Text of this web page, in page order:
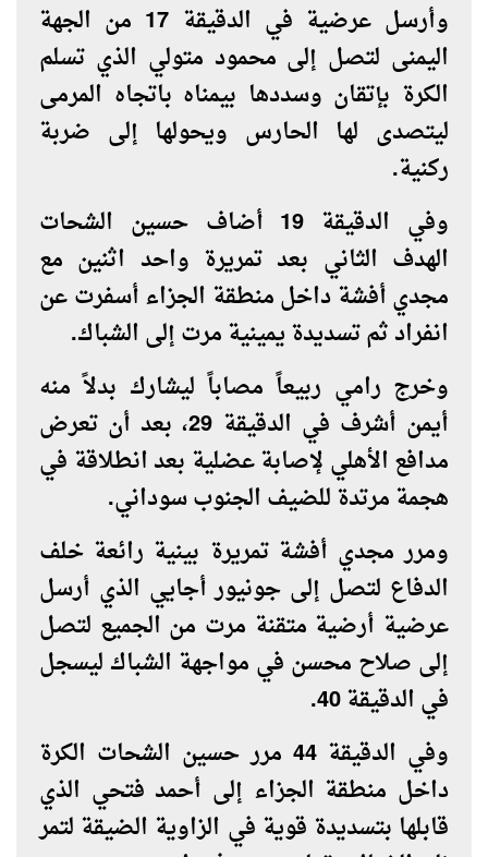
وأرسل عرضية في الدقيقة 17 من الجهة
اليمنى لتصل إلى محمود متولي الذي تسلم
الكرة بإتقان وسددها بيمناه باتجاه المرمى
ليتصدى لها الحارس ويحولها إلى ضربة
ركنية.
وفي الدقيقة 19 أضاف حسين الشحات
الهدف الثاني بعد تمريرة واحد اثنين مع
مجدي أفشة داخل منطقة الجزاء أسفرت عن
انفراد ثم تسديدة يمينية مرت إلى الشباك.
وخرج رامي ربيعاً مصاباً ليشارك بدلاً منه
أيمن أشرف في الدقيقة 29، بعد أن تعرض
مدافع الأهلي لإصابة عضلية بعد انطلاقة في
هجمة مرتدة للضيف الجنوب سوداني.
ومرر مجدي أفشة تمريرة بينية رائعة خلف
الدفاع لتصل إلى جونيور أجايي الذي أرسل
عرضية أرضية متقنة مرت من الجميع لتصل
إلى صلاح محسن في مواجهة الشباك ليسجل
في الدقيقة 40.
وفي الدقيقة 44 مرر حسين الشحات الكرة
داخل منطقة الجزاء إلى أحمد فتحي الذي
قابلها بتسديدة قوية في الزاوية الضيقة لتمر